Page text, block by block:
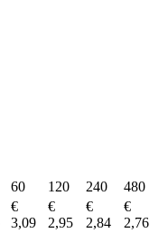
60 120 240
480
€
3,09
€
2,95
€
2,84
€
2,76